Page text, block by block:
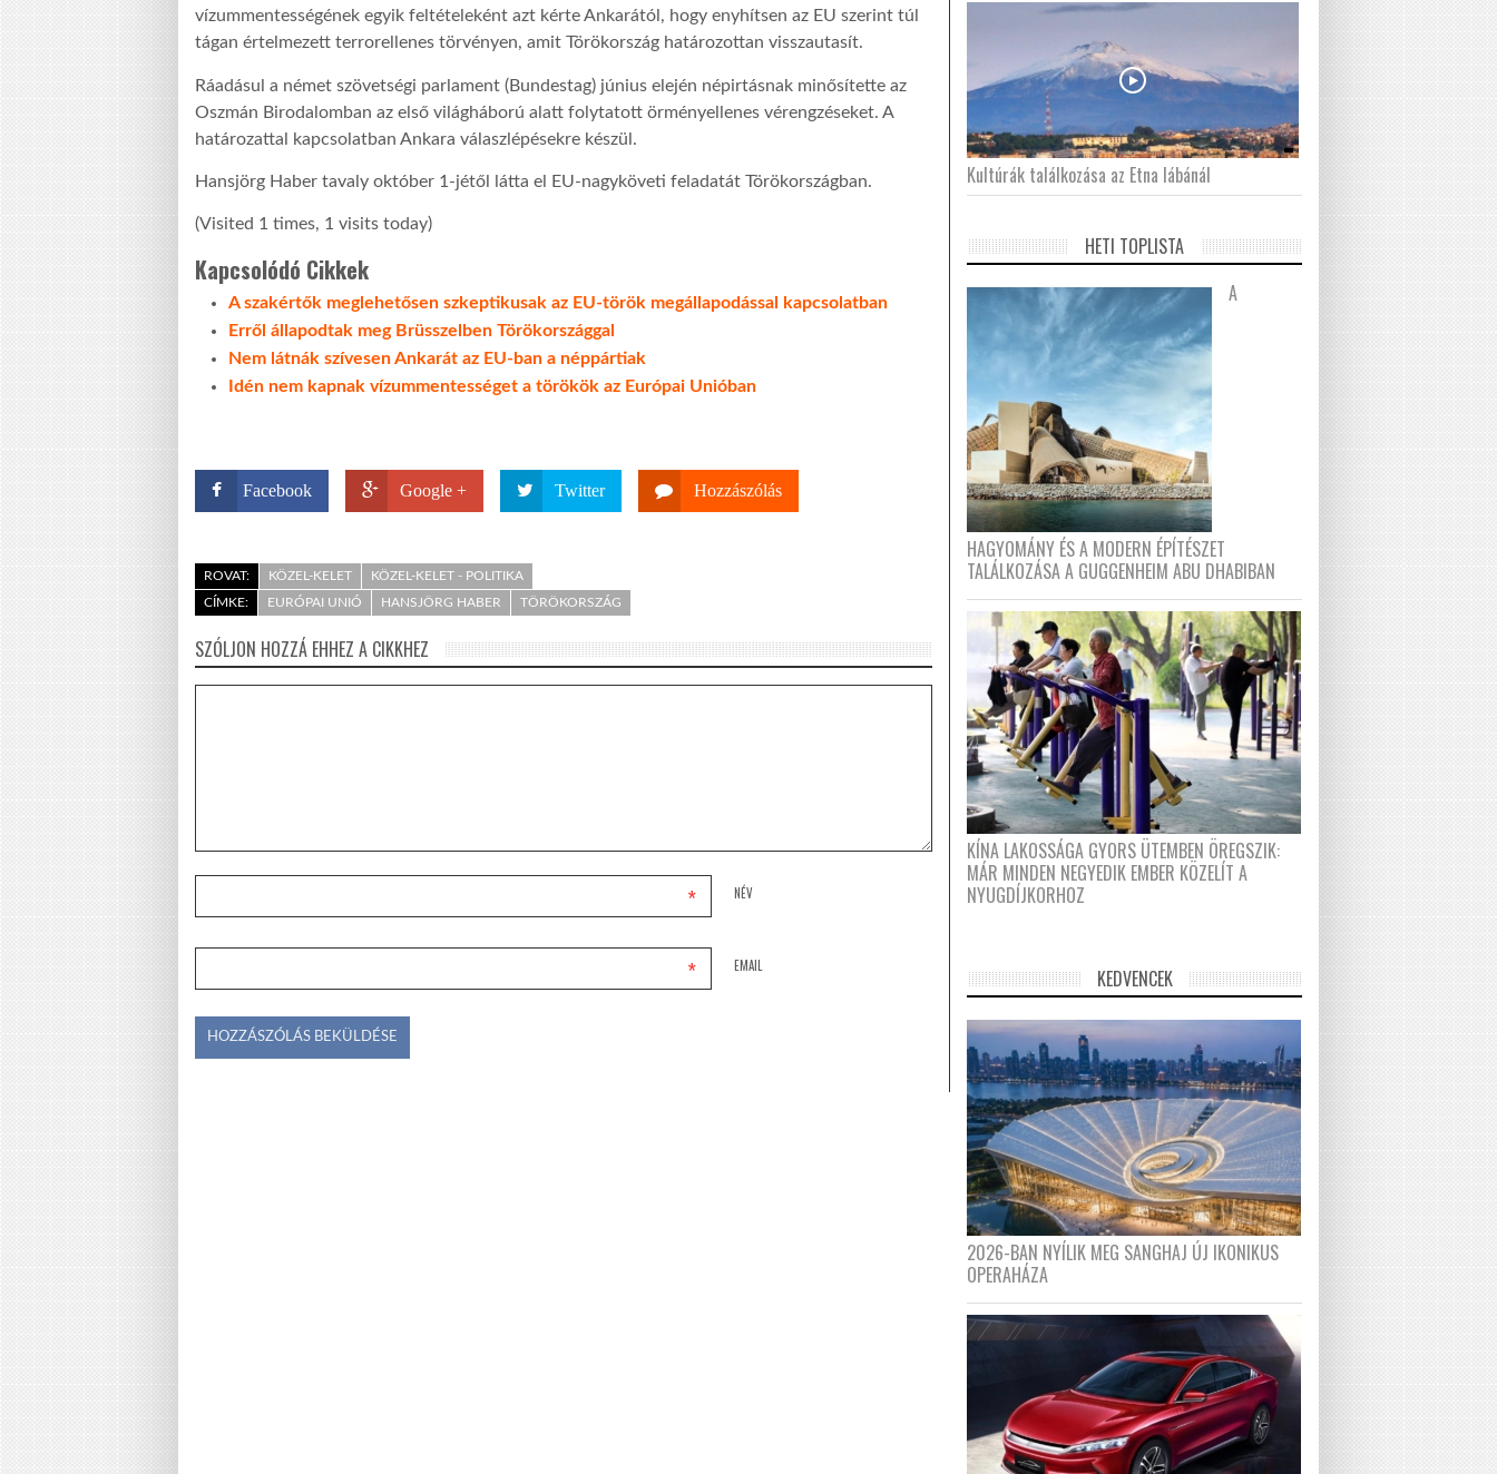
vízummentességének egyik feltételeként azt kérte Ankarától, hogy enyhítsen az EU szerint túl
tágan értelmezett terrorellenes törvényen, amit Törökország határozottan visszautasít.
Ráadásul a német szövetségi parlament (Bundestag) június elején népirtásnak minősítette az
Oszmán Birodalomban az első világháború alatt folytatott örményellenes vérengzéseket. A
határozattal kapcsolatban Ankara válaszlépésekre készül.
Hansjörg Haber tavaly október 1-jétől látta el EU-nagyköveti feladatát Törökországban.
(Visited 1 times, 1 visits today)
Kapcsolódó Cikkek
A szakértők meglehetősen szkeptikusak az EU-török megállapodással kapcsolatban
Erről állapodtak meg Brüsszelben Törökországgal
Nem látnák szívesen Ankarát az EU-ban a néppártiak
Idén nem kapnak vízummentességet a törökök az Európai Unióban
Facebook Google + Twitter Hozzászólás
ROVAT: KÖZEL-KELET
KÖZEL-KELET - POLITIKA
CÍMKE:
EURÓPAI UNIÓ HANSJÖRG HABER TÖRÖKORSZÁG
SZÓLJON HOZZÁ EHHEZ A CIKKHEZ
NÉV
*
EMAIL
*
Kultúrák találkozása az Etna lábánál
HETI TOPLISTA
A
HAGYOMÁNY ÉS A MODERN ÉPÍTÉSZET
TALÁLKOZÁSA A GUGGENHEIM ABU DHABIBAN
KÍNA LAKOSSÁGA GYORS ÜTEMBEN ÖREGSZIK:
MÁR MINDEN NEGYEDIK EMBER KÖZELÍT A
NYUGDÍJKORHOZ
KEDVENCEK
2026-BAN NYÍLIK MEG SANGHAJ ÚJ IKONIKUS
OPERAHÁZA